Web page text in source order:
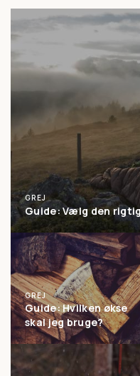
GREJ
Guide: Vælg den
GREJ
Guide: Hvilken økse
skal jeg bruge?